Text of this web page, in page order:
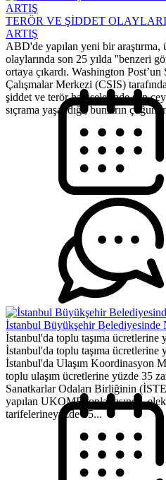
TERÖR VE ŞİDDET
ARTIŞ
ABD'de yapılan yeni bir
olaylarında son 25 yılda ''benzeri
ortaya çıkardı. Washington
Çalışmalar Merkezi (CSIS)
şiddet ve terör hadiselerinde son
sıçrama yaşandığı, bunların
İstanbul Büyükşehir Belediyesinde
İstanbul'da toplu taşıma
İstanbul'da toplu taşıma
İstanbul'da Ulaşım Koordinasyon
toplu ulaşım ücretlerine yüzde 35
Sanatkarlar Odaları Birliğinin
yapılan UKOME toplantısında,
tarifelerineyüzde 35...